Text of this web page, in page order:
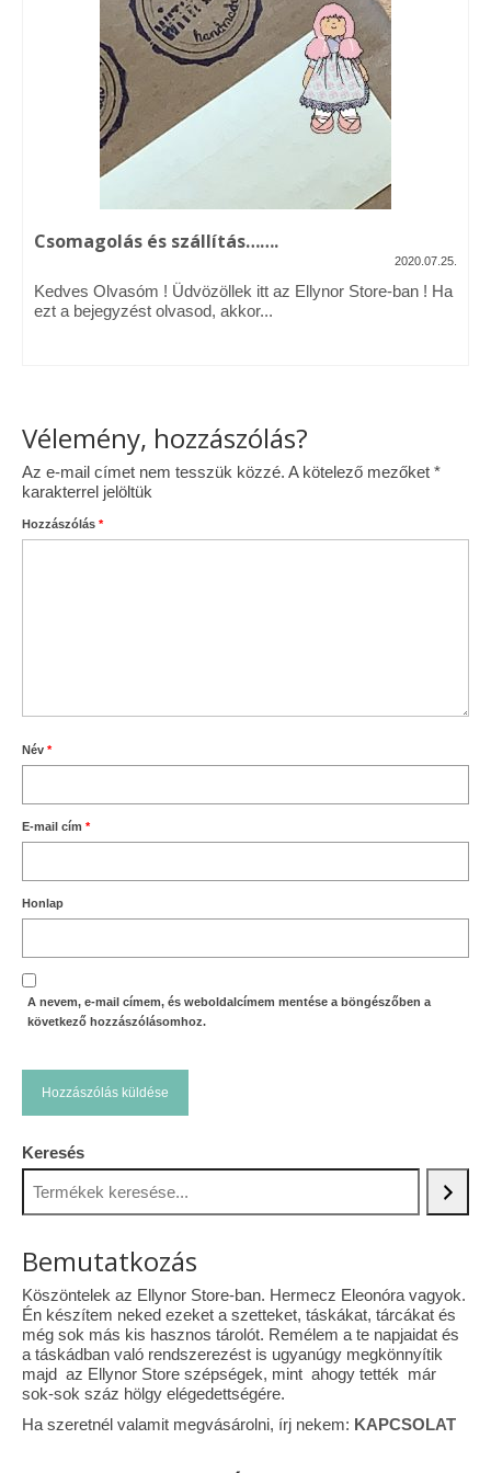
Vásárok, ahol velem is találkozhattál…
Alapanyagok, kellékek
A termékek tisztítása
Ellynor története
Adatkezelési tájékoztató
Általános Szerződési Feltételek
Blog
Csomagolás és szállítás…….
2020.07.25.
Kedves Olvasóm ! Üdvözöllek itt az Ellynor Store-ban ! Ha
ezt a bejegyzést olvasod, akkor...
Vélemény, hozzászólás?
Az e-mail címet nem tesszük közzé. A kötelező mezőket *
karakterrel jelöltük
Hozzászólás *
Név *
E-mail cím *
Honlap
A nevem, e-mail címem, és weboldalcímem mentése a böngészőben a
következő hozzászólásomhoz.
Keresés
Bemutatkozás
Köszöntelek az Ellynor Store-ban. Hermecz Eleonóra vagyok.
Én készítem neked ezeket a szetteket, táskákat, tárcákat és
még sok más kis hasznos tárolót. Remélem a te napjaidat és
a táskádban való rendszerezést is ugyanúgy megkönnyítik
majd az Ellynor Store szépségek, mint ahogy tették már
sok-sok száz hölgy elégedettségére.
Ha szeretnél valamit megvásárolni, írj nekem: KAPCSOLAT